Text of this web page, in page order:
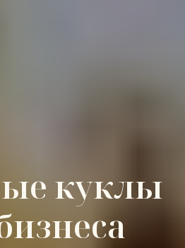
куклы